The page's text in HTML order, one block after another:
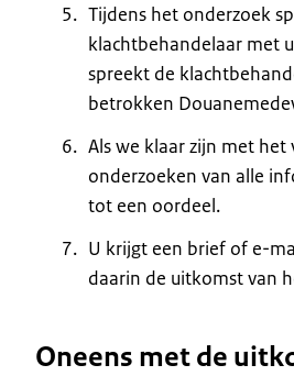
Tijdens het onderzoek
klachtbehandelaar met
spreekt de
betrokken
Als we klaar zijn met het
onderzoeken van alle
tot een oordeel.
U krijgt een brief of e-
daarin de uitkomst van
Oneens met de